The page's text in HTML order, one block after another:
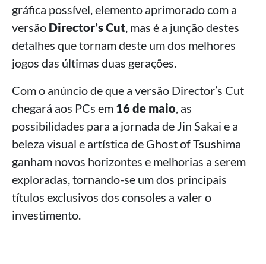
gráfica possível, elemento aprimorado com a
versão Director’s Cut, mas é a junção destes
detalhes que tornam deste um dos melhores
jogos das últimas duas gerações.
Com o anúncio de que a versão Director’s Cut
chegará aos PCs em 16 de maio, as
possibilidades para a jornada de Jin Sakai e a
beleza visual e artística de Ghost of Tsushima
ganham novos horizontes e melhorias a serem
exploradas, tornando-se um dos principais
títulos exclusivos dos consoles a valer o
investimento.